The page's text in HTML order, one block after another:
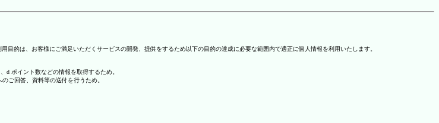
的は、お客様にご満足いただくサービスの開発、提供をするため以下の目的の達成に必要な範囲内で適正に個人情報を利用いたします。
d ポイント数などの情報を取得するため。
ご回答、資料等の送付を行うため。